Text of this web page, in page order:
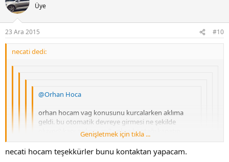
Üye
23 Ara 2015 #10
necati dedi:
@Orhan Hoca
orhan hocam vag konusunu kurcalarken aklıma
geldi. bu otomatik devreye girmesi ne şekilde
oluyor? kapı açılınca mı? yoksa kontağı kapatıp
çeksek bile bi süre yanmaya devam mı ediyor?
bakıyorum da bu premium araç sahipleri gelip
Genişletmek için tıkla ...
Genişletmek için tıkla ...
Genişletmek için tıkla ...
Coming Home nin kontak anahtarı çıkınca yanması için
Genişletmek için tıkla ...
necati hocam teşekkürler bunu kontaktan yapacam.